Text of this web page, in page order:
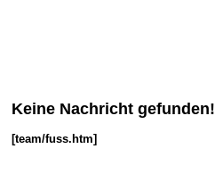
Keine Nachricht gefunden!
[team/fuss.htm]